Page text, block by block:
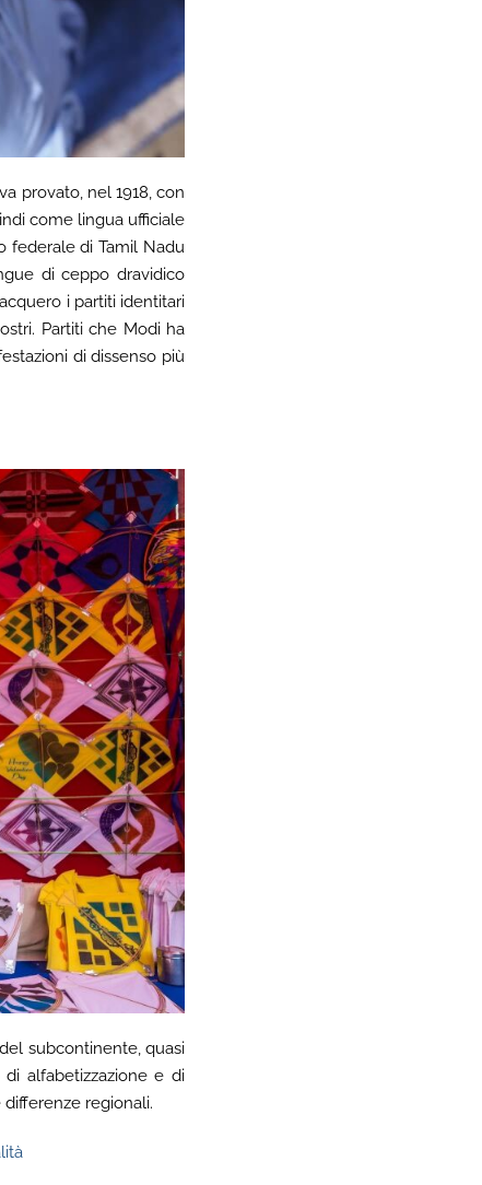
provato, nel 1918, con
come lingua ufficiale
federale di Tamil Nadu
di ceppo dravidico
i partiti identitari
Partiti che Modi ha
di dissenso più
subcontinente, quasi
alfabetizzazione e di
regionali.